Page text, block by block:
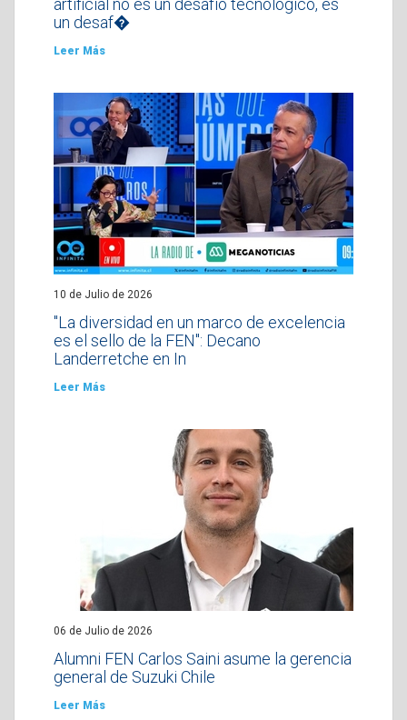
artificial no es un desafío tecnológico, es
un desaf�
Leer Más
10 de Julio de 2026
"La diversidad en un marco de excelencia
es el sello de la FEN": Decano
Landerretche en In
Leer Más
06 de Julio de 2026
Alumni FEN Carlos Saini asume la gerencia
general de Suzuki Chile
Leer Más